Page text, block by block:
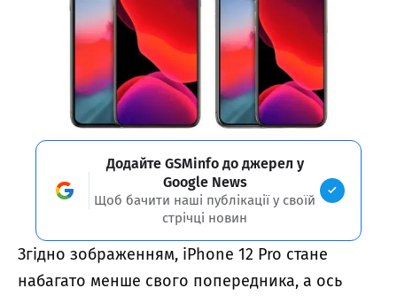
Додайте GSMinfo до джерел у
Google News
Щоб бачити наші публікації у своїй
стрічці новин
Згідно зображенням, iPhone 12 Pro стане
набагато менше свого попередника, а ось